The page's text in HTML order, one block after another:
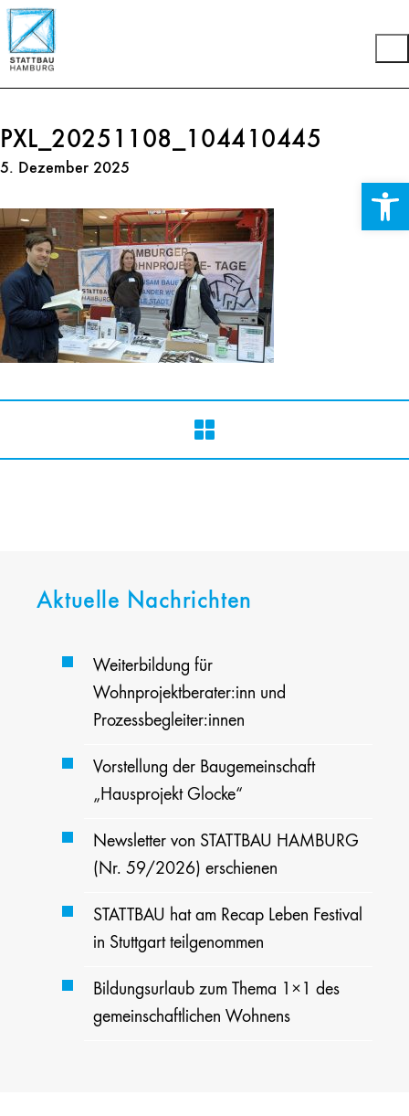
PXL_20251108_104410445
5. Dezember 2025
Aktuelle Nachrichten
Weiterbildung für
Wohnprojektberater:inn und
Prozessbegleiter:innen
Vorstellung der Baugemeinschaft
„Hausprojekt Glocke“
Newsletter von STATTBAU HAMBURG
(Nr. 59/2026) erschienen
STATTBAU hat am Recap Leben Festival
in Stuttgart teilgenommen
Bildungsurlaub zum Thema 1×1 des
gemeinschaftlichen Wohnens